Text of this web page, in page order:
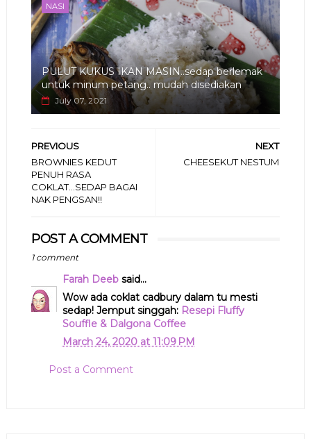
NASI
PULUT KUKUS IKAN MASIN..sedap berlemak
untuk minum petang.. mudah disediakan
July 07, 2021
NEXT
CHEESEKUT NESTUM
PREVIOUS
BROWNIES KEDUT
PENUH RASA
COKLAT...SEDAP BAGAI
NAK PENGSAN!!
POST A COMMENT
1 comment
Farah Deebsaid...
Wow ada coklat cadbury dalam tu mesti
sedap! Jemput singgah: Resepi Fluffy
Souffle & Dalgona Coffee
March 24, 2020 at 11:09 PM
Post a Comment